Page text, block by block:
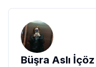
Büşra Aslı İçöz